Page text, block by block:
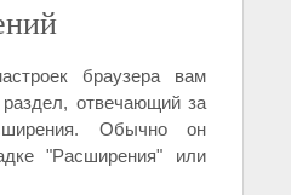
браузера вам
отвечающий за
Обычно он
"Расширения" или